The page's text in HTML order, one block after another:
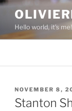
Skip
contentHello world, it's
POSTED
ON
NOVEMBER 8,
Stanton